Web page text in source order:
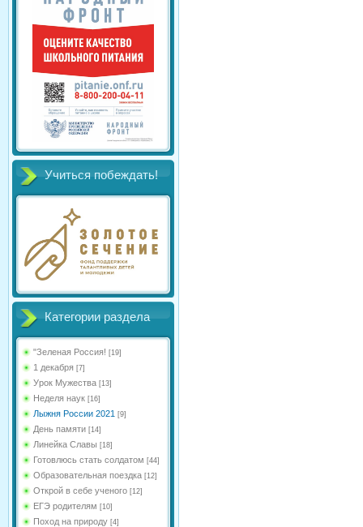
Учиться побеждать!
Категории раздела
"Зеленая Россия! [19]
1 декабря [7]
Урок Мужества [13]
Неделя наук [16]
Лыжня России 2021 [9]
День памяти [14]
Линейка Славы [18]
Готовлюсь стать солдатом [44]
Образовательная поездка [12]
Открой в себе ученого [12]
ЕГЭ родителям [10]
Поход на природу [4]